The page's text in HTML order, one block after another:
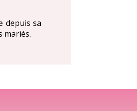
depuis sa
mariés.